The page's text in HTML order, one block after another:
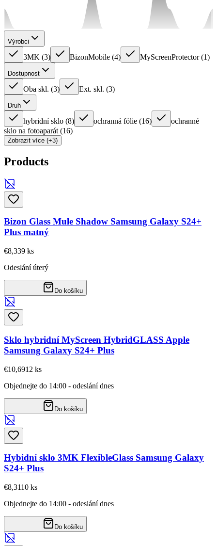
Výrobci
3MK (3) BizonMobile (4) MyScreenProtector (1)
Dostupnost
Oba skl. (3) Ext. skl. (3)
Druh
hybridní sklo (8) ochranná fólie (16)
ochranné
sklo na fotoaparát (16)
Zobrazit více (+3)
Products
Bizon Glass Mule Shadow Samsung Galaxy S24+
Plus matný
€8,339 ks
Odeslání úterý
Do košíku
Sklo hybridní MyScreen HybridGLASS Apple
Samsung Galaxy S24+ Plus
€10,6912 ks
Objednejte do 14:00 - odeslání dnes
Do košíku
Hybidní sklo 3MK FlexibleGlass Samsung Galaxy
S24+ Plus
€8,3110 ks
Objednejte do 14:00 - odeslání dnes
Do košíku